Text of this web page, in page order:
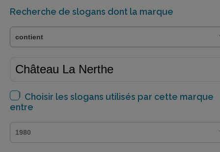
Recherche de slogans dont la marque
Choisir les slogans utilisés par cette marque
entre